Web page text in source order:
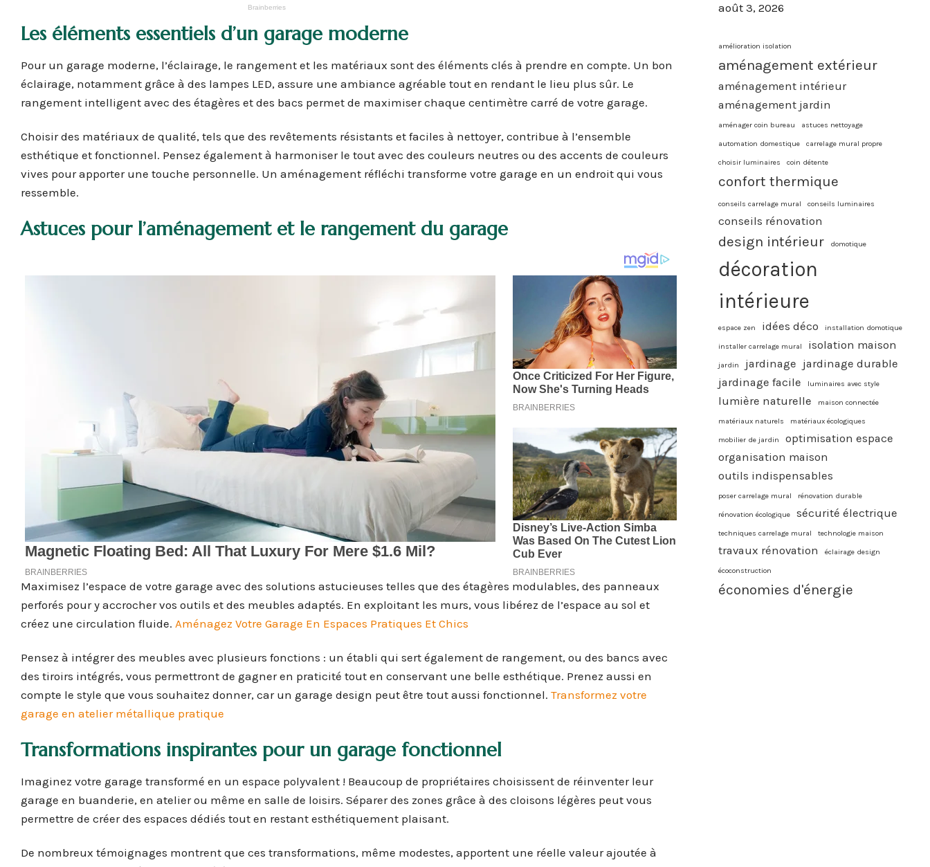
Les éléments essentiels d’un garage moderne
Pour un garage moderne, l’éclairage, le rangement et les matériaux sont des éléments clés à prendre en compte. Un bon
éclairage, notamment grâce à des lampes LED, assure une ambiance agréable tout en rendant le lieu plus sûr. Le
rangement intelligent avec des étagères et des bacs permet de maximiser chaque centimètre carré de votre garage.
Choisir des matériaux de qualité, tels que des revêtements résistants et faciles à nettoyer, contribue à l’ensemble
esthétique et fonctionnel. Pensez également à harmoniser le tout avec des couleurs neutres ou des accents de couleurs
vives pour apporter une touche personnelle. Un aménagement réfléchi transforme votre garage en un endroit qui vous
ressemble.
Astuces pour l’aménagement et le rangement du garage
Maximisez l’espace de votre garage avec des solutions astucieuses telles que des étagères modulables, des panneaux
perforés pour y accrocher vos outils et des meubles adaptés. En exploitant les murs, vous libérez de l’espace au sol et
créez une circulation fluide. Aménagez Votre Garage En Espaces Pratiques Et Chics
Pensez à intégrer des meubles avec plusieurs fonctions : un établi qui sert également de rangement, ou des bancs avec
des tiroirs intégrés, vous permettront de gagner en praticité tout en conservant une belle esthétique. Prenez aussi en
compte le style que vous souhaitez donner, car un garage design peut être tout aussi fonctionnel. Transformez votre
garage en atelier métallique pratique
Transformations inspirantes pour un garage fonctionnel
Imaginez votre garage transformé en un espace polyvalent ! Beaucoup de propriétaires choisissent de réinventer leur
garage en buanderie, en atelier ou même en salle de loisirs. Séparer des zones grâce à des cloisons légères peut vous
permettre de créer des espaces dédiés tout en restant esthétiquement plaisant.
De nombreux témoignages montrent que ces transformations, même modestes, apportent une réelle valeur ajoutée à
août 3, 2026
amélioration isolation
aménagement extérieur
aménagement intérieur
aménagement jardin
aménager coin bureau astuces nettoyage
automation domestique carrelage mural propre
choisir luminaires coin détente
confort thermique
conseils carrelage mural conseils luminaires
conseils rénovation
design intérieur domotique
décoration
intérieure
espace zen idées déco installation domotique
installer carrelage mural isolation maison
jardin jardinage jardinage durable
jardinage facile
luminaires avec style
lumière naturelle maison connectée
matériaux naturels matériaux écologiques
mobilier de jardin
optimisation espace
organisation maison
outils indispensables
poser carrelage mural rénovation durable
rénovation écologique sécurité électrique
techniques carrelage mural technologie maison
travaux rénovation éclairage design
écoconstruction
économies d'énergie